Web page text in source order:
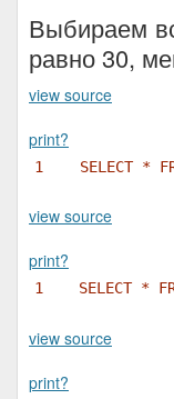
Выбираем
равно 30,
view source
print?
1 SELECT *
view source
print?
1 SELECT *
view source
print?